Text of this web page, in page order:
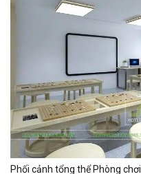
Phối cảnh tổng thể Phòng chơi